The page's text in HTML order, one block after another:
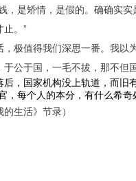
，是矫情，是假的。确确实
止。”
，极值得我们深思一番。我以
于公于国，一毛不拔，那不但
，国家机构没上轨道，而旧
，每个人的本分，有什么希
的生活》节录）